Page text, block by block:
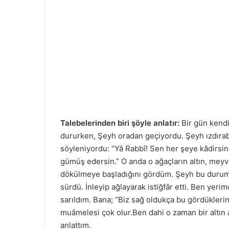
Talebelerinden biri şöyle anlatır: Bir gün
dururken, Şeyh oradan geçiyordu. Şeyh
söyleniyordu: “Yâ Rabbî! Sen her şeye
gümüş edersin.” O anda o ağaçların altın,
dökülmeye başladığını gördüm. Şeyh bu
sürdü. İnleyip ağlayarak istiğfâr etti. Ben
sarıldım. Bana; “Biz sağ oldukça bu
muâmelesi çok olur.Ben dahi o zaman bir
anlattım.